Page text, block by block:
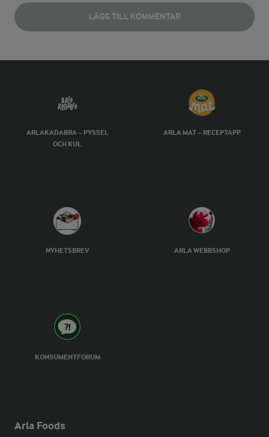
LÄGG TILL KOMMENTAR
ARLAKADABRA – PYSSEL
OCH KUL
ARLA MAT – RECEPTAPP
NYHETSBREV ARLA WEBBSHOP
KONSUMENTFORUM
Arla Foods